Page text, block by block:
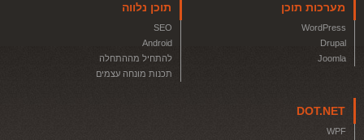
מערכות תוכן
WordPress
Drupal
Joomla
תוכן נלווה
SEO
Android
להתחיל מההתחלה
תכנות מונחה עצמים
DOT.NET
WPF